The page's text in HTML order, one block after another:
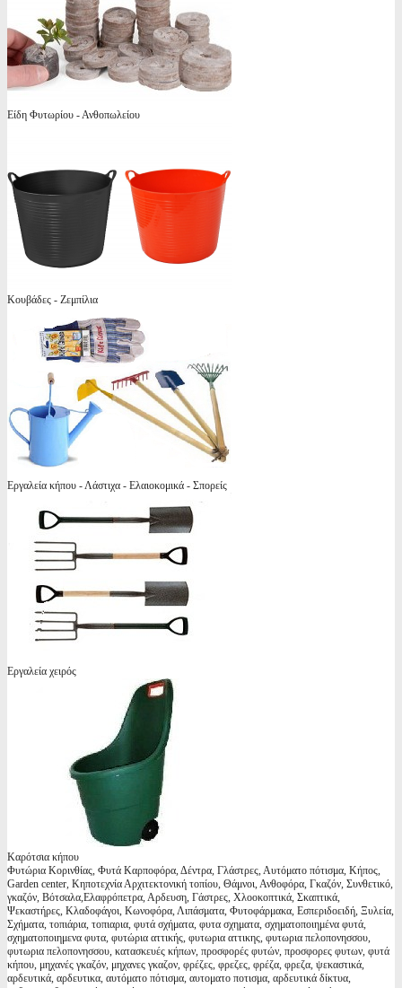
Είδη Φυτωρίου - Ανθοπωλείου
Κουβάδες - Ζεμπίλια
Εργαλεία κήπου - Λάστιχα - Ελαιοκομικά - Σπορείς
Εργαλεία χειρός
Καρότσια κήπου
Φυτώρια Κορινθίας, Φυτά Καρποφόρα, Δέντρα, Γλάστρες, Αυτόματο πότισμα, Κήπος,
Garden center, Κηποτεχνία Αρχιτεκτονική τοπίου, Θάμνοι, Ανθοφόρα, Γκαζόν, Συνθετικό,
γκαζόν, Βότσαλα,Ελαφρόπετρα, Αρδευση, Γάστρες, Χλοοκοπτικά, Σκαπτικά,
Ψεκαστήρες, Κλαδοφάγοι, Κωνοφόρα, Λιπάσματα, Φυτοφάρμακα, Εσπεριδοειδή, Ξυλεία,
Σχήματα, τοπιάρια, τοπιαρια, φυτά σχήματα, φυτα σχηματα, σχηματοποιημένα φυτά,
σχηματοποιημενα φυτα, φυτώρια αττικής, φυτωρια αττικης, φυτωρια πελοπονησσου,
φυτωρια πελοπονησσου, κατασκευές κήπων, προσφορές φυτών, προσφορες φυτων, φυτά
κήπου, μηχανές γκαζόν, μηχανες γκαζον, φρέζες, φρεζες, φρέζα, φρεζα, ψεκαστικά,
αρδευτικά, αρδευτικα, αυτόματο πότισμα, αυτοματο ποτισμα, αρδευτικά δίκτυα,